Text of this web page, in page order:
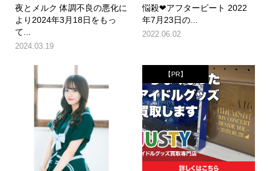
夜とメルク 体調不良の悪化に
より2024年3月18日をもっ
て...
2024.03.19
悩殺❤︎アフタービート 2022
年7月23日の...
2022.06.02
【PR】